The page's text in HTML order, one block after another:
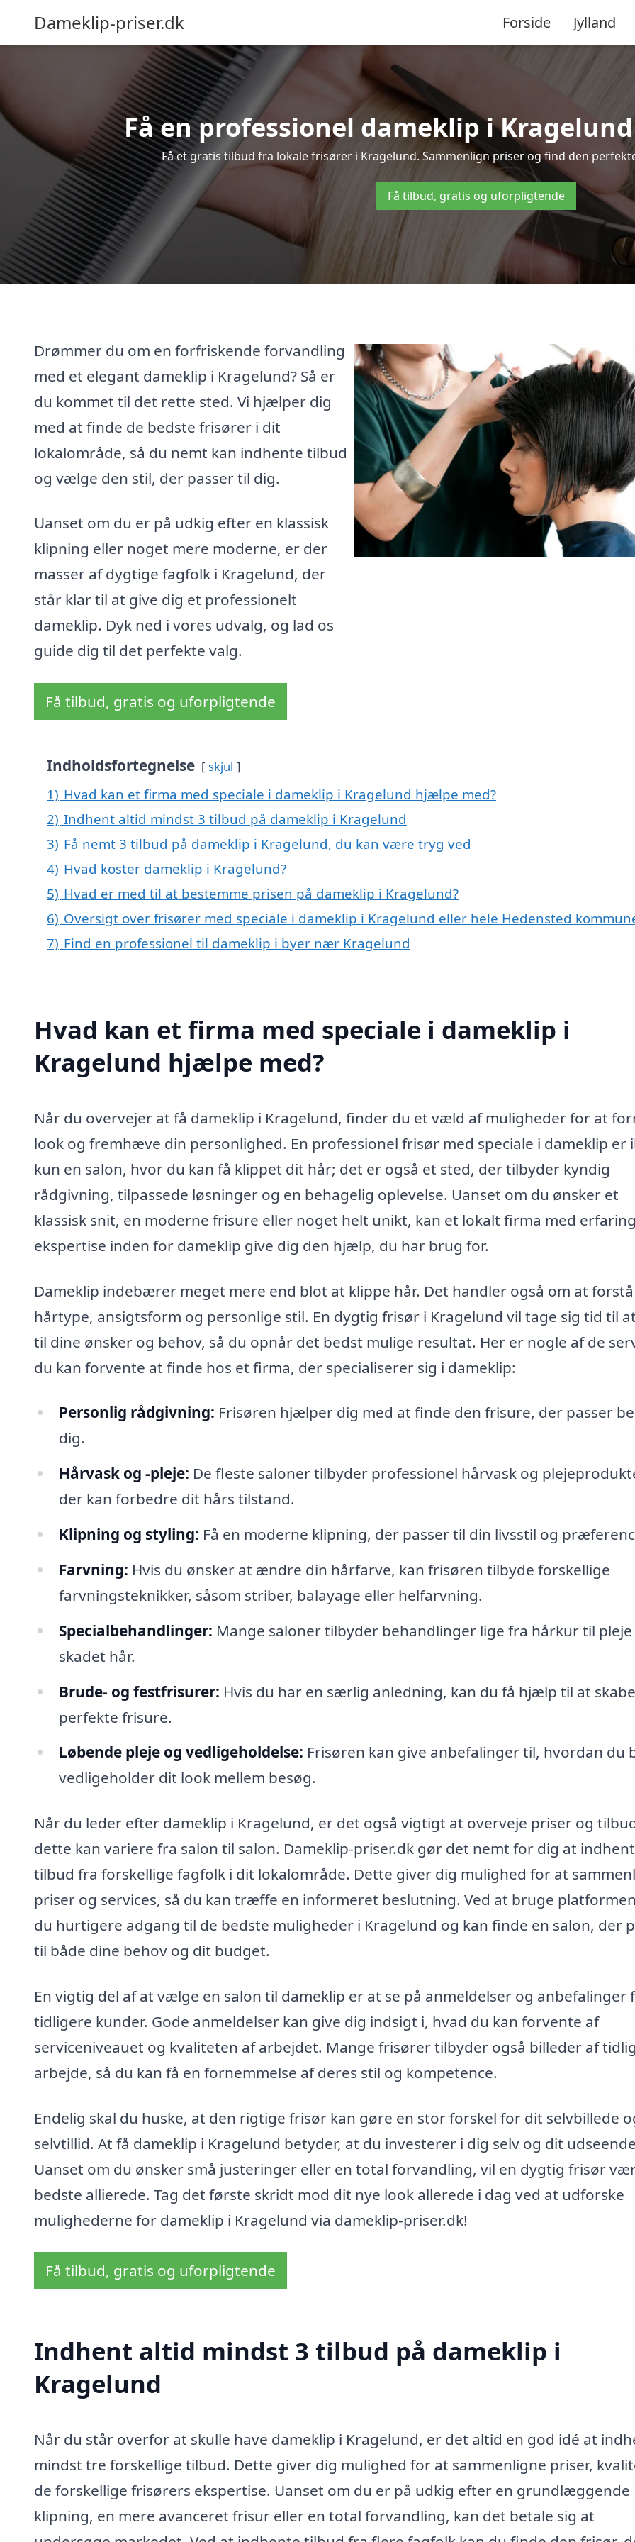
Dameklip-priser.dk Forside Jylland
Få en professionel dameklip i
Få et gratis tilbud fra lokale frisører i Kragelund. Sammenlign priser og find den
Få tilbud, gratis og uforpligtende
Drømmer du om en forfriskende forvandling
med et elegant dameklip i Kragelund? Så er
du kommet til det rette sted. Vi hjælper dig
med at finde de bedste frisører i dit
lokalområde, så du nemt kan indhente tilbud
og vælge den stil, der passer til dig.
Uanset om du er på udkig efter en klassisk
klipning eller noget mere moderne, er der
masser af dygtige fagfolk i Kragelund, der
står klar til at give dig et professionelt
dameklip. Dyk ned i vores udvalg, og lad os
guide dig til det perfekte valg.
Få tilbud, gratis og uforpligtende
Indholdsfortegnelse skjul
1) Hvad kan et firma med speciale i dameklip i Kragelund hjælpe med?
2) Indhent altid mindst 3 tilbud på dameklip i Kragelund
3) Få nemt 3 tilbud på dameklip i Kragelund, du kan være tryg ved
4) Hvad koster dameklip i Kragelund?
5) Hvad er med til at bestemme prisen på dameklip i Kragelund?
6) Oversigt over frisører med speciale i dameklip i Kragelund eller hele Hedensted
7) Find en professionel til dameklip i byer nær Kragelund
Hvad kan et firma med speciale i dameklip i
Kragelund hjælpe med?
Når du overvejer at få dameklip i Kragelund, finder du et væld af muligheder for at
look og fremhæve din personlighed. En professionel frisør med speciale i dameklip er
kun en salon, hvor du kan få klippet dit hår; det er også et sted, der tilbyder kyndig
rådgivning, tilpassede løsninger og en behagelig oplevelse. Uanset om du ønsker et
klassisk snit, en moderne frisure eller noget helt unikt, kan et lokalt firma med
ekspertise inden for dameklip give dig den hjælp, du har brug for.
Dameklip indebærer meget mere end blot at klippe hår. Det handler også om at
hårtype, ansigtsform og personlige stil. En dygtig frisør i Kragelund vil tage sig tid til
til dine ønsker og behov, så du opnår det bedst mulige resultat. Her er nogle af de
du kan forvente at finde hos et firma, der specialiserer sig i dameklip:
Personlig rådgivning: Frisøren hjælper dig med at finde den frisure, der passer
dig.
Hårvask og -pleje: De fleste saloner tilbyder professionel hårvask og
der kan forbedre dit hårs tilstand.
Klipning og styling: Få en moderne klipning, der passer til din livsstil og
Farvning: Hvis du ønsker at ændre din hårfarve, kan frisøren tilbyde forskellige
farvningsteknikker, såsom striber, balayage eller helfarvning.
Specialbehandlinger: Mange saloner tilbyder behandlinger lige fra hårkur til pleje
skadet hår.
Brude- og festfrisurer: Hvis du har en særlig anledning, kan du få hjælp til at
perfekte frisure.
Løbende pleje og vedligeholdelse: Frisøren kan give anbefalinger til, hvordan du
vedligeholder dit look mellem besøg.
Når du leder efter dameklip i Kragelund, er det også vigtigt at overveje priser og
dette kan variere fra salon til salon. Dameklip-priser.dk gør det nemt for dig at
tilbud fra forskellige fagfolk i dit lokalområde. Dette giver dig mulighed for at
priser og services, så du kan træffe en informeret beslutning. Ved at bruge
du hurtigere adgang til de bedste muligheder i Kragelund og kan finde en salon, der
til både dine behov og dit budget.
En vigtig del af at vælge en salon til dameklip er at se på anmeldelser og anbefalinger
tidligere kunder. Gode anmeldelser kan give dig indsigt i, hvad du kan forvente af
serviceniveauet og kvaliteten af arbejdet. Mange frisører tilbyder også billeder af
arbejde, så du kan få en fornemmelse af deres stil og kompetence.
Endelig skal du huske, at den rigtige frisør kan gøre en stor forskel for dit selvbillede
selvtillid. At få dameklip i Kragelund betyder, at du investerer i dig selv og dit
Uanset om du ønsker små justeringer eller en total forvandling, vil en dygtig frisør
bedste allierede. Tag det første skridt mod dit nye look allerede i dag ved at udforske
mulighederne for dameklip i Kragelund via dameklip-priser.dk!
Få tilbud, gratis og uforpligtende
Indhent altid mindst 3 tilbud på dameklip i
Kragelund
Når du står overfor at skulle have dameklip i Kragelund, er det altid en god idé at
mindst tre forskellige tilbud. Dette giver dig mulighed for at sammenligne priser,
de forskellige frisørers ekspertise. Uanset om du er på udkig efter en grundlæggende
klipning, en mere avanceret frisur eller en total forvandling, kan det betale sig at